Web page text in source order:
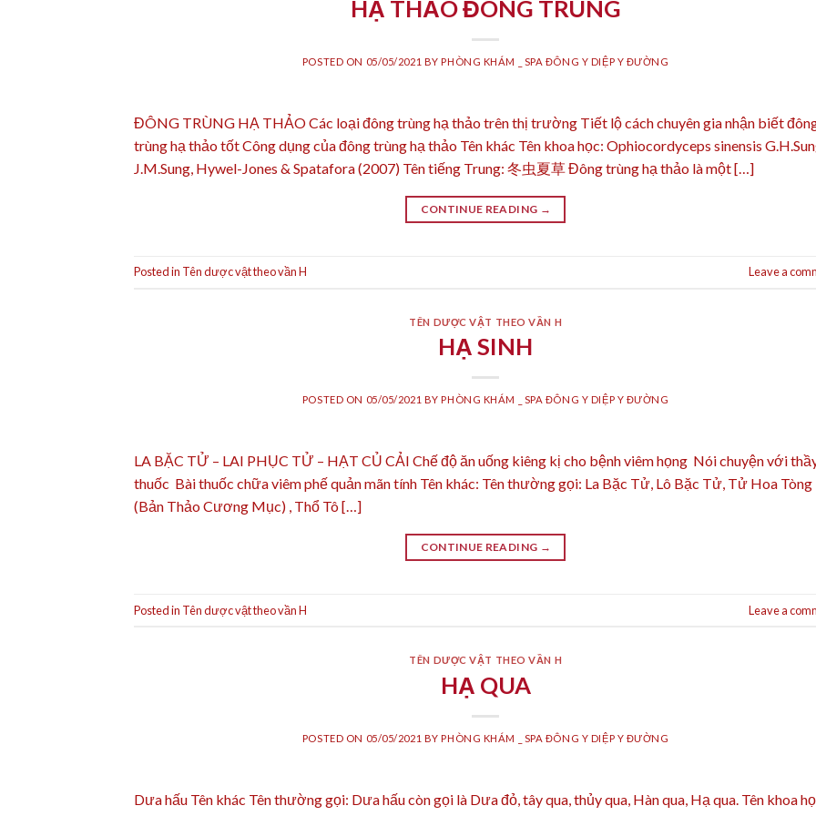
HẠ THẢO ĐÔNG TRÙNG
POSTED ON 05/05/2021 BYPHÒNG KHÁM _ SPA ĐÔNG Y DIỆP Y ĐƯỜNG
ĐÔNG TRÙNG HẠ THẢO Các loại đông trùng hạ thảo trên thị trường Tiết lộ cách chuyên gia nhận biết
trùng hạ thảo tốt Công dụng của đông trùng hạ thảo Tên khác Tên khoa học: Ophiocordyceps sinensis
J.M.Sung, Hywel-Jones & Spatafora (2007) Tên tiếng Trung: 冬虫夏草 Đông trùng hạ thảo là một […]
CONTINUE READING →
Posted in Tên dược vật theo vần H Leave a
TÊN DƯỢC VẬT THEO VẦN H
HẠ SINH
POSTED ON 05/05/2021 BYPHÒNG KHÁM _ SPA ĐÔNG Y DIỆP Y ĐƯỜNG
LA BẶC TỬ – LAI PHỤC TỬ – HẠT CỦ CẢI Chế độ ăn uống kiêng kị cho bệnh viêm họng Nói chuyện với
thuốc Bài thuốc chữa viêm phế quản mãn tính Tên khác: Tên thường gọi: La Bặc Tử, Lô Bặc Tử, Tử Hoa Tòng
(Bản Thảo Cương Mục) , Thổ Tô […]
CONTINUE READING →
Posted in Tên dược vật theo vần H Leave a
TÊN DƯỢC VẬT THEO VẦN H
HẠ QUA
POSTED ON 05/05/2021 BYPHÒNG KHÁM _ SPA ĐÔNG Y DIỆP Y ĐƯỜNG
Dưa hấu Tên khác Tên thường gọi: Dưa hấu còn gọi là Dưa đỏ, tây qua, thủy qua, Hàn qua, Hạ qua. Tên khoa